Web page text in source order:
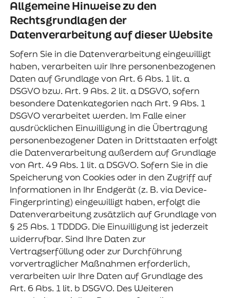
Allgemeine Hinweise zu den
Rechtsgrundlagen der
Datenverarbeitung auf dieser Website
Sofern Sie in die Datenverarbeitung eingewilligt
haben, verarbeiten wir Ihre personenbezogenen
Daten auf Grundlage von Art. 6 Abs. 1 lit. a
DSGVO bzw. Art. 9 Abs. 2 lit. a DSGVO, sofern
besondere Datenkategorien nach Art. 9 Abs. 1
DSGVO verarbeitet werden. Im Falle einer
ausdrücklichen Einwilligung in die Übertragung
personenbezogener Daten in Drittstaaten erfolgt
die Datenverarbeitung außerdem auf Grundlage
von Art. 49 Abs. 1 lit. a DSGVO. Sofern Sie in die
Speicherung von Cookies oder in den Zugriff auf
Informationen in Ihr Endgerät (z. B. via Device-
Fingerprinting) eingewilligt haben, erfolgt die
Datenverarbeitung zusätzlich auf Grundlage von
§ 25 Abs. 1 TDDDG. Die Einwilligung ist jederzeit
widerrufbar. Sind Ihre Daten zur
Vertragserfüllung oder zur Durchführung
vorvertraglicher Maßnahmen erforderlich,
verarbeiten wir Ihre Daten auf Grundlage des
Art. 6 Abs. 1 lit. b DSGVO. Des Weiteren